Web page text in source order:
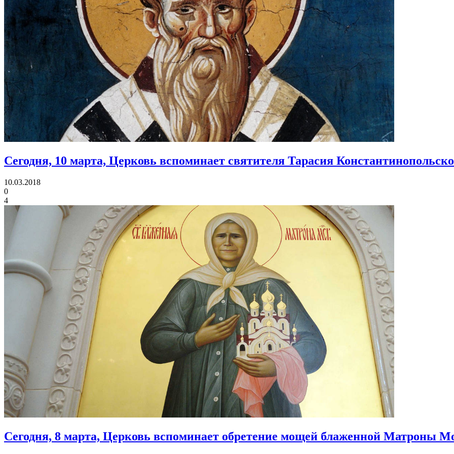
Сегодня, 10 марта, Церковь вспоминает святителя Тарасия
10.03.2018
0
4
Сегодня, 8 марта, Церковь вспоминает обретение мощей блаженной Матроны